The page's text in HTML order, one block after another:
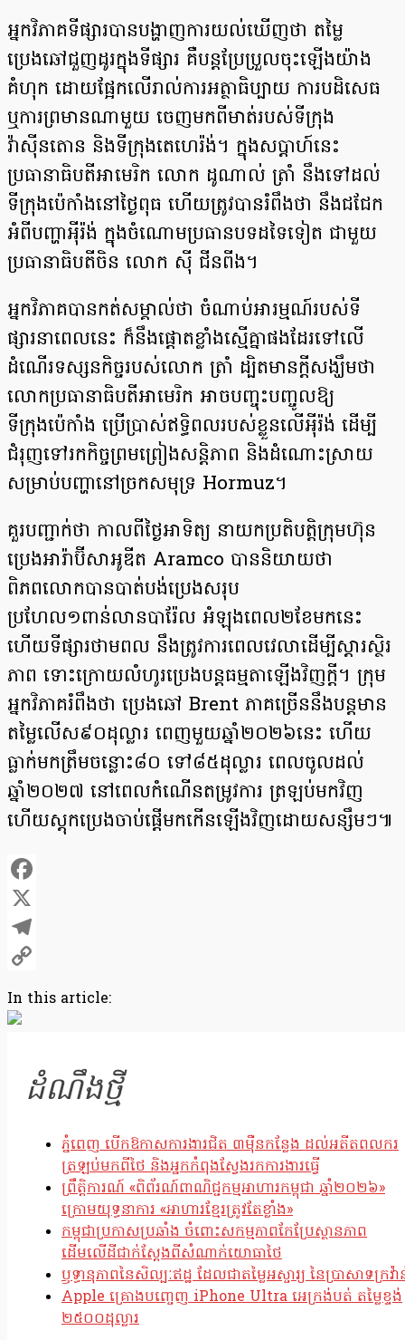
អ្នកវិភាគទីផ្សារបានបង្ហាញការយល់ឃើញថា តម្លៃ
ប្រេងឆៅជួញដូរក្នុងទីផ្សារ គឺបន្តប្រែប្រួលចុះឡើងយ៉ាង
គំហុក ដោយផ្អែកលើរាល់​ការអត្ថាធិប្បាយ ការបដិសេធ
ឬការព្រមានណាមួយ ចេញមកពីមាត់របស់ទីក្រុង
វ៉ាស៉ីនតោន និងទីក្រុងតេហេរ៉ង់។ ក្នុងសប្តាហ៍នេះ
ប្រធានាធិបតីអាមេរិក លោក ដូណាល់ ត្រាំ នឹងទៅដល់
ទីក្រុងប៉េកាំងនៅថ្ងៃពុធ ហើយត្រូវបានរំពឹងថា នឹងជជែក
អំពីបញ្ហាអ៉ីរ៉ង់ ក្នុងចំណោមប្រធានបទដទៃទៀត ជាមួយ
ប្រធានាធិបតីចិន លោក ស៉ី ជីនពីង។
អ្នកវិភាគបានកត់សម្គាល់ថា ចំណាប់អារម្មណ៍របស់​ទី
ផ្សារនាពេលនេះ ក៏នឹងផ្តោតខ្លាំងស្មើគ្នាផងដែរទៅលើ
ដំណើរទស្សនកិច្ចរបស់លោក ត្រាំ ដ្បិតមានក្តីសង្ឃឹមថា
លោកប្រធានាធិបតីអាមេរិក អាចបញ្ចុះបញ្ចូលឱ្យ
ទីក្រុងប៉េកាំង ប្រើប្រាស់ឥទ្ធិពលរបស់ខ្លួនលើអ៉ីរ៉ង់ ដើម្បី
ជំរុញទៅរកកិច្ចព្រមព្រៀងសន្តិភាព និងដំណោះស្រាយ
សម្រាប់បញ្ហានៅច្រកសមុទ្រ Hormuz។
គួរបញ្ជាក់ថា កាលពីថ្ងៃអាទិត្យ នាយកប្រតិបត្តិក្រុមហ៊ុន
ប្រេងអារ៉ាប៊ីសាអូឌីត Aramco បាននិយាយថា
ពិភពលោកបានបាត់បង់​ប្រេងសរុប
ប្រហែល១ពាន់លានបារ៉ែល អំឡុងពេល២ខែមកនេះ
ហើយទីផ្សារថាមពល នឹងត្រូវការពេលវេលាដើម្បីស្តារស្ថិរ
ភាព ទោះក្រោយលំហូរប្រេងបន្តធម្មតាឡើងវិញក្តី។ ក្រុម
អ្នកវិភាគរំពឹងថា ប្រេងឆៅ Brent ភាគច្រើននឹងបន្តមាន
តម្លៃលើស៩០ដុល្លារ ពេញមួយឆ្នាំ២០២៦នេះ ហើយ
ធ្លាក់មកត្រឹមចន្លោះ៨០ ទៅ៨៥ដុល្លារ ពេលចូលដល់
ឆ្នាំ២០២៧ នៅពេលកំណើនតម្រូវការ ត្រឡប់មកវិញ
ហើយស្តុកប្រេងចាប់ផ្តើមកកើនឡើងវិញដោយសន្សឹមៗ៕
Facebook
X
Telegram
Link
In this article:
ដំណឹងថ្មី
ភ្នំពេញ បើកឱកាសការងារជិត ៣ម៉ឺនកន្លែង ដល់អតីតពលករ
ត្រឡប់មកពីថៃ និងអ្នកកំពុងស្វែងរកការងារធ្វើ
ព្រឹត្តិការណ៍ «ពិព័រណ៍ពាណិជ្ជកម្មអាហារកម្ពុជា ឆ្នាំ២០២៦»
ក្រោមយុទ្ធនាការ «អាហារខ្មែរត្រូវតែខ្លាំង»
កម្ពុជាប្រកាសប្រឆាំង ចំពោះសកម្មភាពកែប្រែស្ថានភាព
ដើមលើដីជាក់ស្តែងពីសំណាក់យោធាថៃ
ឫទ្ធានុភាពនៃសិល្បៈឥដ្ឋ ដែលជាតម្លៃអស្ចារ្យ នៃប្រាសាទក្រវ៉
Apple គ្រោងបញ្ចេញ iPhone Ultra អេក្រង់បត់ តម្លៃខ្ទង់
២៥០០ដុល្លារ